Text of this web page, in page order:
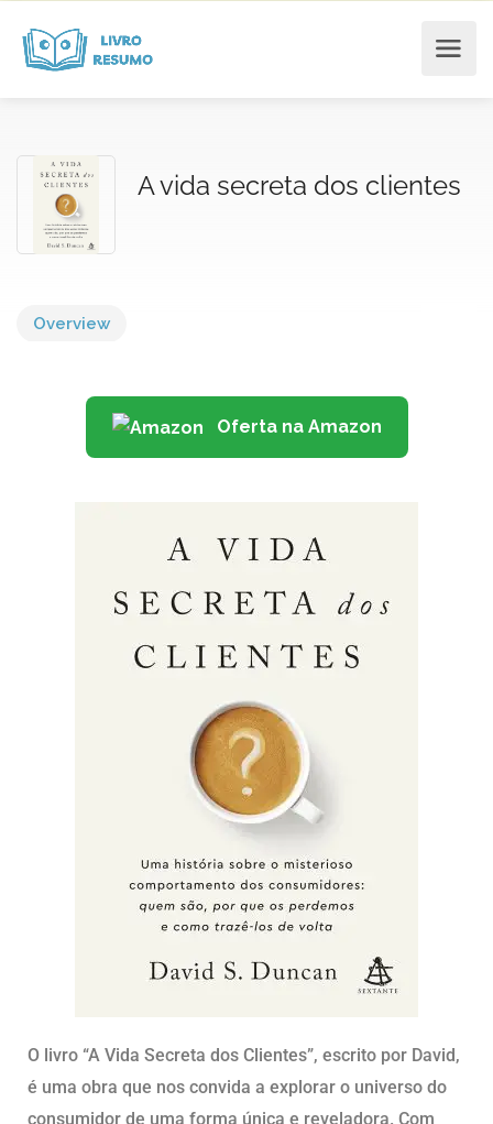
A vida secreta dos clientes
Overview
Oferta na Amazon
O livro “A Vida Secreta dos Clientes”, escrito por David,
é uma obra que nos convida a explorar o universo do
consumidor de uma forma única e reveladora. Com